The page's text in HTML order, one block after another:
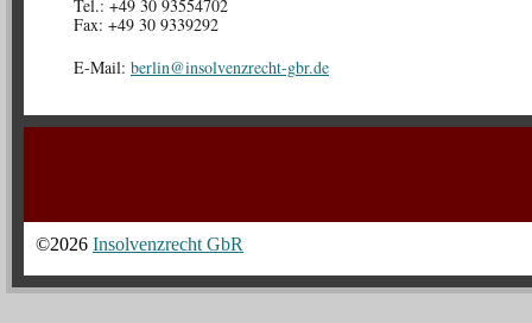
Tel.: +49 30 93554702
Fax: +49 30 9339292
E-Mail:
ed.rb
g-thc
erzne
vlosn
i@nil
reb
©2026 Insolvenzrecht GbR